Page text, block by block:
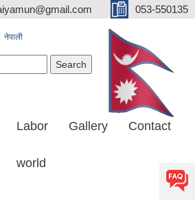
053-550135
नेपाली
Labor
world
Gallery Contact